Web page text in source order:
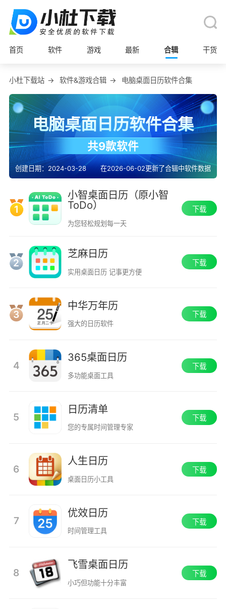
首页 软件 游戏 最新 合辑 干货
小杜下载站 → 软件&游戏合辑 → 电脑桌面日历软件合集
电脑桌面日历软件合集
共9款软件
创建日期：2024-03-28 在2026-06-02更新了合辑中软件数据
1
小智桌面日历（原小智
ToDo）
为您轻松规划每一天
下载
2
芝麻日历
实用桌面日历 记事更方便
下载
3
中华万年历
强大的日历软件
下载
4
365桌面日历
多功能桌面工具
下载
5
日历清单
您的专属时间管理专家
下载
6
人生日历
桌面日历小工具
下载
7
优效日历
时间管理工具
下载
8
飞雪桌面日历
小巧但功能十分丰富
下载